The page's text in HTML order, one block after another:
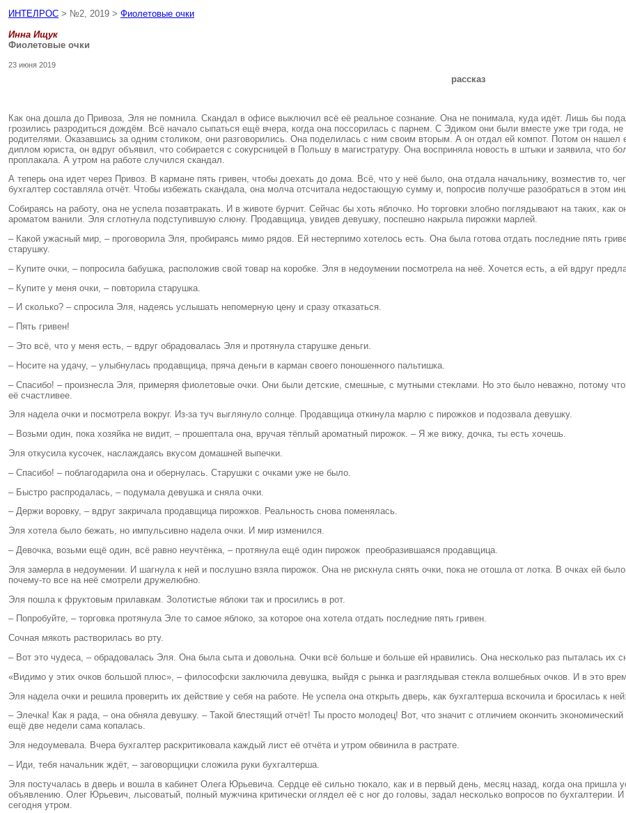
ИНТЕЛРОС > №2, 2019 > Фиолетовые очки
Инна Ищук
Фиолетовые очки
23 июня 2019
рассказ
Как она дошла до Привоза, Эля не помнила. Скандал в офисе выключил всё её реальное сознание. Она не понимала, куда идёт. Лишь бы
грозились разродиться дождём. Всё начало сыпаться ещё вчера, когда она поссорилась с парнем. С Эдиком они были вместе уже три года,
родителями. Оказавшись за одним столиком, они разговорились. Она поделилась с ним своим вторым. А он отдал ей компот. Потом он нашел
диплом юриста, он вдруг объявил, что собирается с сокурсницей в Польшу в магистратуру. Она восприняла новость в штыки и заявила, что
проплакала. А утром на работе случился скандал.
А теперь она идет через Привоз. В кармане пять гривен, чтобы доехать до дома. Всё, что у неё было, она отдала начальнику, возместив то,
бухгалтер составляла отчёт. Чтобы избежать скандала, она молча отсчитала недостающую сумму и, попросив получше разобраться в этом
Собираясь на работу, она не успела позавтракать. И в животе бурчит. Сейчас бы хоть яблочко. Но торговки злобно поглядывают на таких, как
ароматом ванили. Эля сглотнула подступившую слюну. Продавщица, увидев девушку, поспешно накрыла пирожки марлей.
– Какой ужасный мир, – проговорила Эля, пробираясь мимо рядов. Ей нестерпимо хотелось есть. Она была готова отдать последние пять
старушку.
– Купите очки, – попросила бабушка, расположив свой товар на коробке. Эля в недоумении посмотрела на неё. Хочется есть, а ей вдруг
– Купите у меня очки, – повторила старушка.
– И сколько? – спросила Эля, надеясь услышать непомерную цену и сразу отказаться.
– Пять гривен!
– Это всё, что у меня есть, – вдруг обрадовалась Эля и протянула старушке деньги.
– Носите на удачу, – улыбнулась продавщица, пряча деньги в карман своего поношенного пальтишка.
– Спасибо! – произнесла Эля, примеряя фиолетовые очки. Они были детские, смешные, с мутными стеклами. Но это было неважно, потому
её счастливее.
Эля надела очки и посмотрела вокруг. Из-за туч выглянуло солнце. Продавщица откинула марлю с пирожков и подозвала девушку.
– Возьми один, пока хозяйка не видит, – прошептала она, вручая тёплый ароматный пирожок. – Я же вижу, дочка, ты есть хочешь.
Эля откусила кусочек, наслаждаясь вкусом домашней выпечки.
– Спасибо! – поблагодарила она и обернулась. Старушки с очками уже не было.
– Быстро распродалась, – подумала девушка и сняла очки.
– Держи воровку, – вдруг закричала продавщица пирожков. Реальность снова поменялась.
Эля хотела было бежать, но импульсивно надела очки. И мир изменился.
– Девочка, возьми ещё один, всё равно неучтёнка, – протянула ещё один пирожок преобразившаяся продавщица.
Эля замерла в недоумении. И шагнула к ней и послушно взяла пирожок. Она не рискнула снять очки, пока не отошла от лотка. В очках ей
почему-то все на неё смотрели дружелюбно.
Эля пошла к фруктовым прилавкам. Золотистые яблоки так и просились в рот.
– Попробуйте, – торговка протянула Эле то самое яблоко, за которое она хотела отдать последние пять гривен.
Сочная мякоть растворилась во рту.
– Вот это чудеса, – обрадовалась Эля. Она была сыта и довольна. Очки всё больше и больше ей нравились. Она несколько раз пыталась их
«Видимо у этих очков большой плюс», – философски заключила девушка, выйдя с рынка и разглядывая стекла волшебных очков. И в это
Эля надела очки и решила проверить их действие у себя на работе. Не успела она открыть дверь, как бухгалтерша вскочила и бросилась к ней:
– Элечка! Как я рада, – она обняла девушку. – Такой блестящий отчёт! Ты просто молодец! Вот, что значит с отличием окончить
ещё две недели сама копалась.
Эля недоумевала. Вчера бухгалтер раскритиковала каждый лист её отчёта и утром обвинила в растрате.
– Иди, тебя начальник ждёт, – заговорщицки сложила руки бухгалтерша.
Эля постучалась в дверь и вошла в кабинет Олега Юрьевича. Сердце её сильно тюкало, как и в первый день, месяц назад, когда она пришла
объявлению. Олег Юрьевич, лысоватый, полный мужчина критически оглядел её с ног до головы, задал несколько вопросов по бухгалтерии.
сегодня утром.